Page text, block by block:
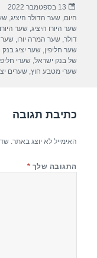
e
b
o
o
er
פורסם
בתאריך
13 בספטמבר 2022
היום,שער הדולר היציג,
שער היורו היציג,שער
דולר,שער המרה יורו,
שער חליפין,שער יציג
של בנק ישראל,שערי
שערי מטבע חוץ,שערים
כתיבת תגובה
האימייל לא יוצג באתר.
התגובה שלך *